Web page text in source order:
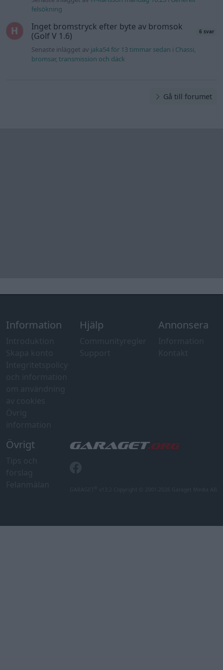
felsökning
Inget bromstryck efter byte av bromsok
(Golf V 1.6)
6 svar
Senaste inlägget av jaka54 för 13 timmar sedan i Chassi,
bromsar, transmission och däck
Gå till forumet
Information Hjälp Annonsera
Övrigt